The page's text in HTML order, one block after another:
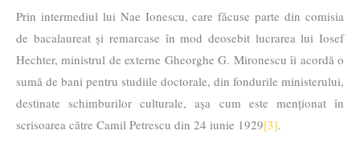
Prin intermediul lui Nae Ionescu, care făcuse parte din comisia
de bacalaureat și remarcase în mod deosebit lucrarea lui Iosef
Hechter, ministrul de externe Gheorghe G. Mironescu îi acordă o
sumă de bani pentru studiile doctorale, din fondurile ministerului,
destinate schimburilor culturale, așa cum este menționat în
scrisoarea către Camil Petrescu din 24 iunie 1929[3].